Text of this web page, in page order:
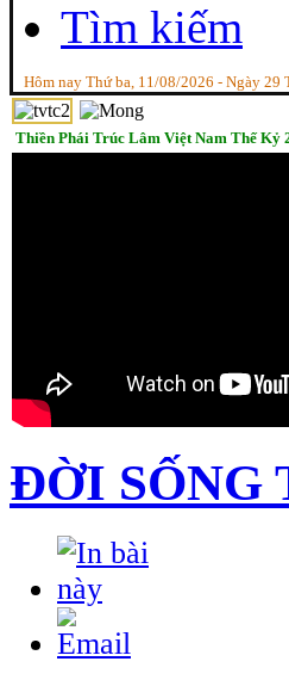
Tìm kiếm
Hôm nay Thứ ba, 11/08/2026 - Ngày 29
Thiền Phái Trúc Lâm Việt Nam Thế Kỷ
ĐỜI SỐNG